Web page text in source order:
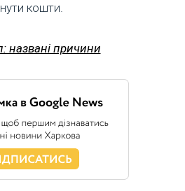
кошти.
названі причини